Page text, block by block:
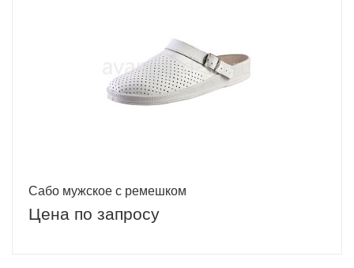
Сабо мужское с ремешком
Цена по запросу